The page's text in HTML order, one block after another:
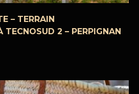
– TERRAIN
TECNOSUD 2 – PERPIGNAN